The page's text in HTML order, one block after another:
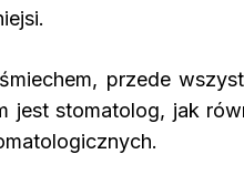
przede
jest stomatolog, jak